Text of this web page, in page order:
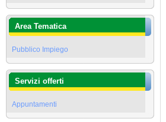
Area Tematica
Pubblico Impiego
Servizi offerti
Appuntamenti